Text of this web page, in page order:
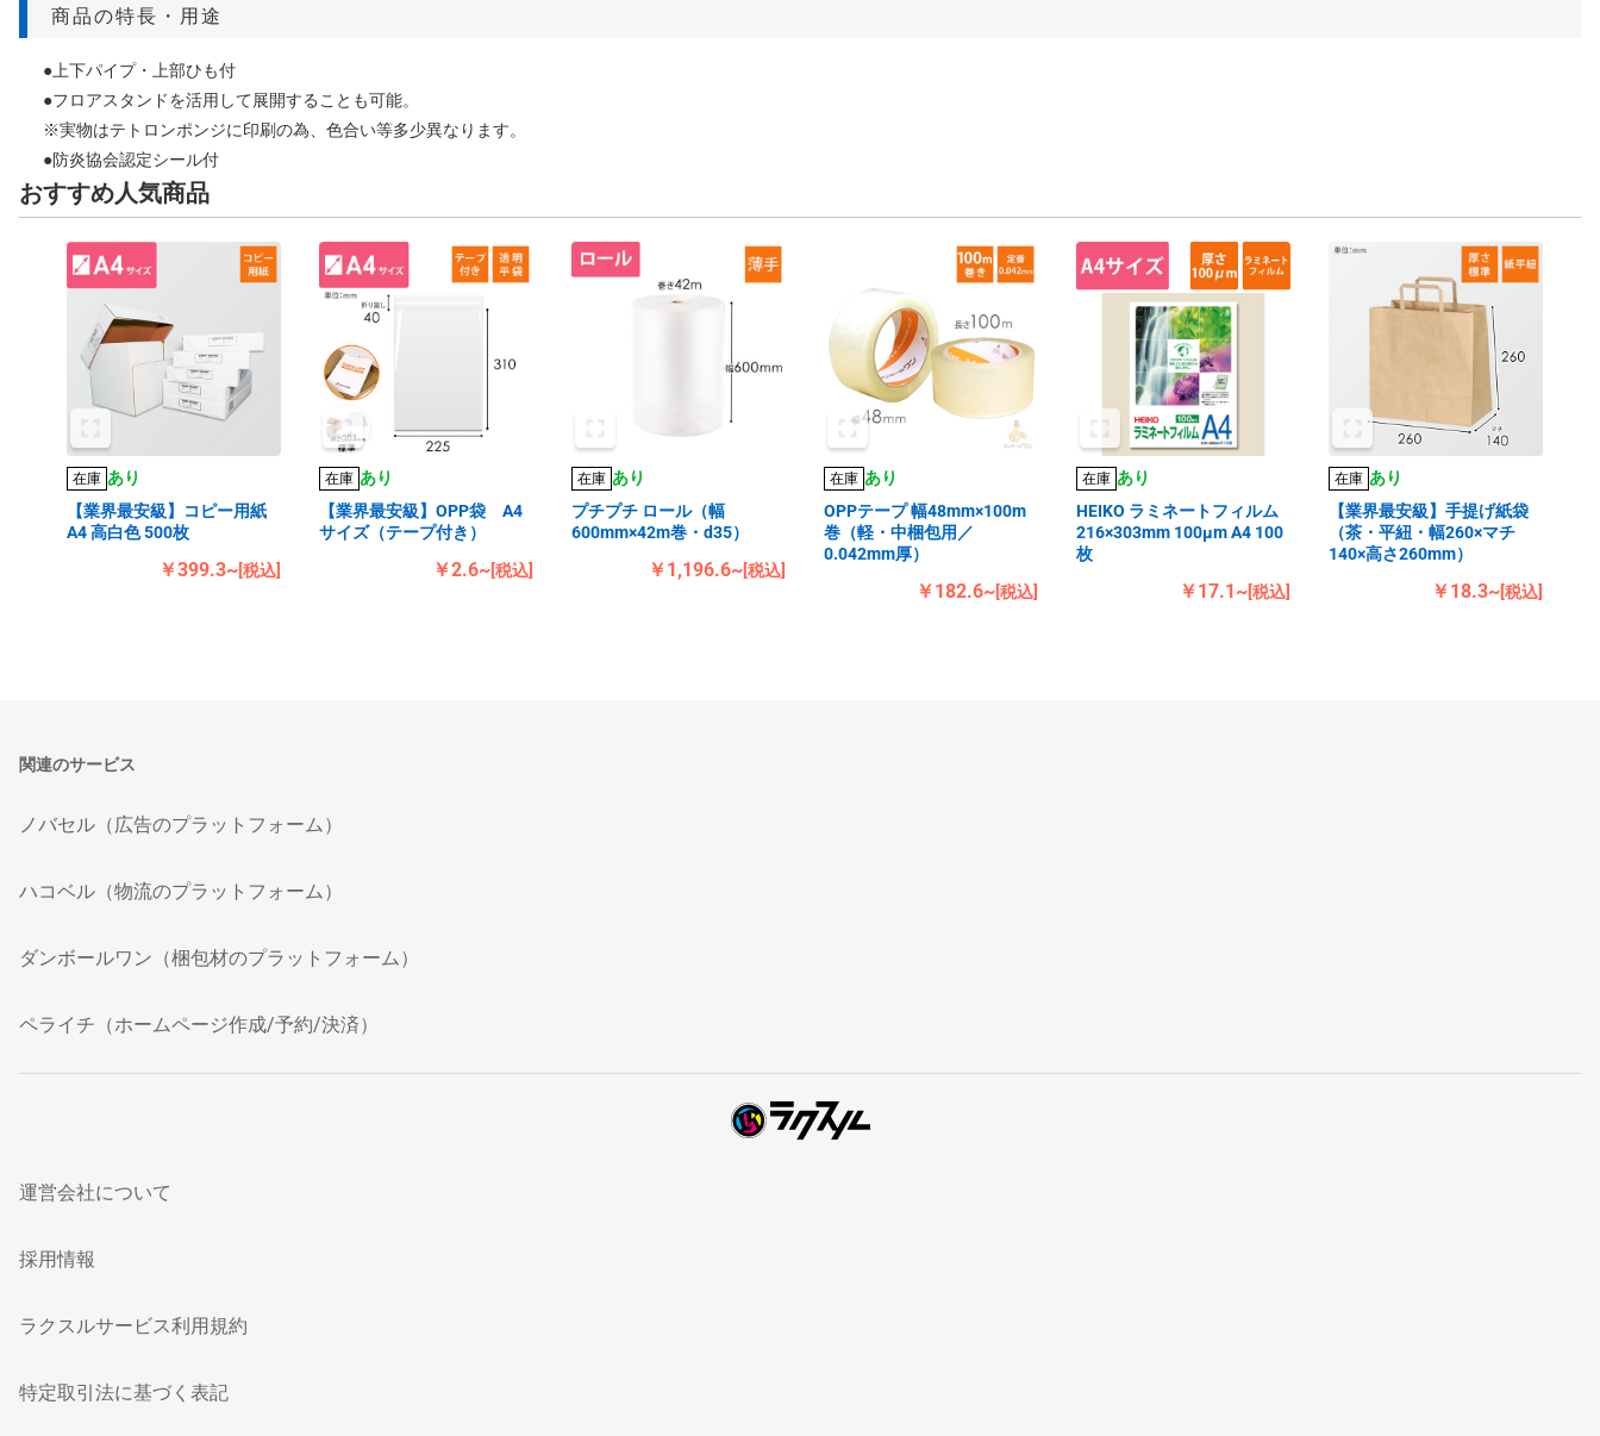
商品の特長・用途
●上下パイプ・上部ひも付
●フロアスタンドを活用して展開することも可能。
※実物はテトロンポンジに印刷の為、色合い等多少異なります。
●防炎協会認定シール付
おすすめ人気商品
在庫 あり
【業界最安級】コピー用紙
A4 高白色 500枚
￥399.3~[税込]
在庫 あり
【業界最安級】OPP袋 A4
サイズ（テープ付き）
￥2.6~[税込]
在庫 あり
プチプチ ロール（幅
600mm×42m巻・d35）
￥1,196.6~[税込]
在庫 あり
OPPテープ 幅48mm×100m
巻（軽・中梱包用／
0.042mm厚）
￥182.6~[税込]
在庫 あり
HEIKO ラミネートフィルム
216×303mm 100μm A4 100
枚
￥17.1~[税込]
在庫 あり
【業界最安級】手提げ紙袋
（茶・平紐・幅260×マチ
140×高さ260mm）
￥18.3~[税込]
関連のサービス
ノバセル（広告のプラットフォーム）
ハコベル（物流のプラットフォーム）
ダンボールワン（梱包材のプラットフォーム）
ペライチ（ホームページ作成/予約/決済）
運営会社について
採用情報
ラクスルサービス利用規約
特定取引法に基づく表記